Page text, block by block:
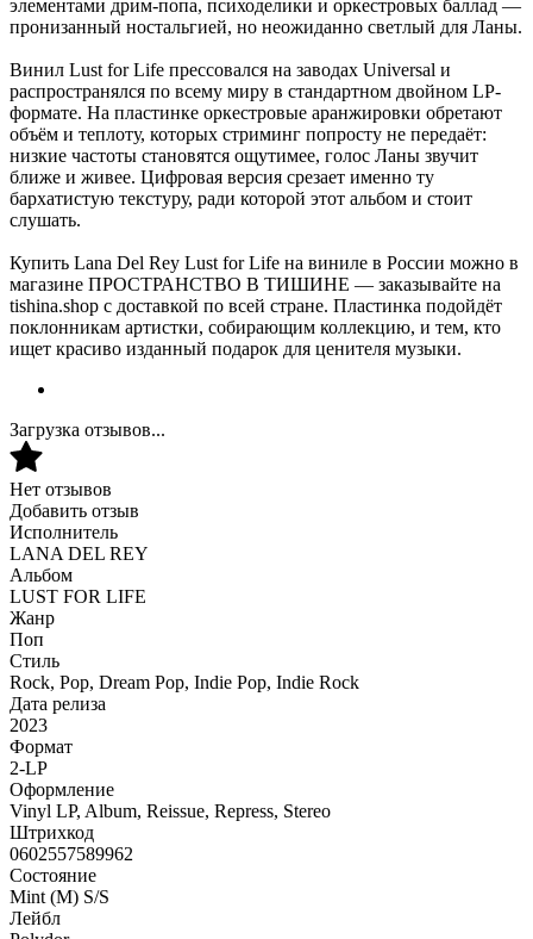
элементами дрим-попа, психоделики и оркестровых баллад —
пронизанный ностальгией, но неожиданно светлый для Ланы.
Винил Lust for Life прессовался на заводах Universal и
распространялся по всему миру в стандартном двойном LP-
формате. На пластинке оркестровые аранжировки обретают
объём и теплоту, которых стриминг попросту не передаёт:
низкие частоты становятся ощутимее, голос Ланы звучит
ближе и живее. Цифровая версия срезает именно ту
бархатистую текстуру, ради которой этот альбом и стоит
слушать.
Купить Lana Del Rey Lust for Life на виниле в России можно в
магазине ПРОСТРАНСТВО В ТИШИНЕ — заказывайте на
tishina.shop с доставкой по всей стране. Пластинка подойдёт
поклонникам артистки, собирающим коллекцию, и тем, кто
ищет красиво изданный подарок для ценителя музыки.
Загрузка отзывов...
Нет отзывов
Добавить отзыв
Исполнитель
LANA DEL REY
Альбом
LUST FOR LIFE
Жанр
Поп
Стиль
Rock, Pop, Dream Pop, Indie Pop, Indie Rock
Дата релиза
2023
Формат
2-LP
Оформление
Vinyl LP, Album, Reissue, Repress, Stereo
Штрихкод
0602557589962
Состояние
Mint (M) S/S
Лейбл